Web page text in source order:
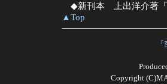
◆新刊本 上出洋介著『
▲Top
Copyright